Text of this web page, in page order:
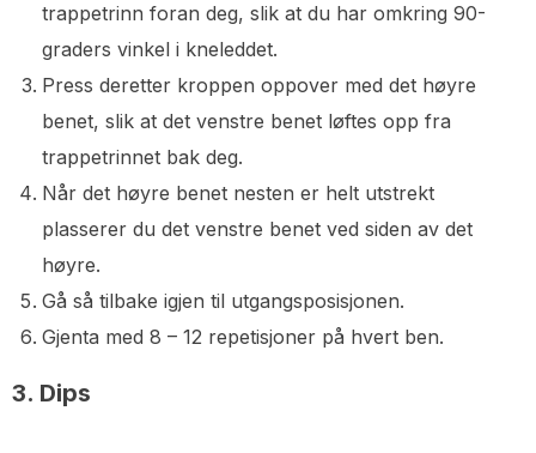
trappetrinn foran deg, slik at du har omkring 90-
graders vinkel i kneleddet.
Press deretter kroppen oppover med det høyre
benet, slik at det venstre benet løftes opp fra
trappetrinnet bak deg.
Når det høyre benet nesten er helt utstrekt
plasserer du det venstre benet ved siden av det
høyre.
Gå så tilbake igjen til utgangsposisjonen.
Gjenta med 8 – 12 repetisjoner på hvert ben.
3. Dips